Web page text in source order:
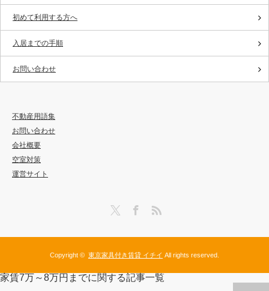
初めて利用する方へ
入居までの手順
お問い合わせ
不動産用語集
お問い合わせ
会社概要
空室対策
運営サイト
Copyright © 東京家具付き賃貸 イチイ All rights reserved.
家賃7万～8万円までに関する記事一覧